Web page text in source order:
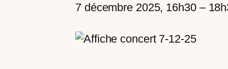
7 décembre 2025, 16h30–